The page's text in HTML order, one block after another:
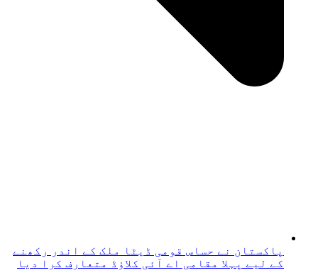
پاکستان نے حساس قومی ڈیٹا ملک کے اندر رکھنے
کے لیے پہلا مقامی اے آئی کلاؤڈ متعارف کرا دیا